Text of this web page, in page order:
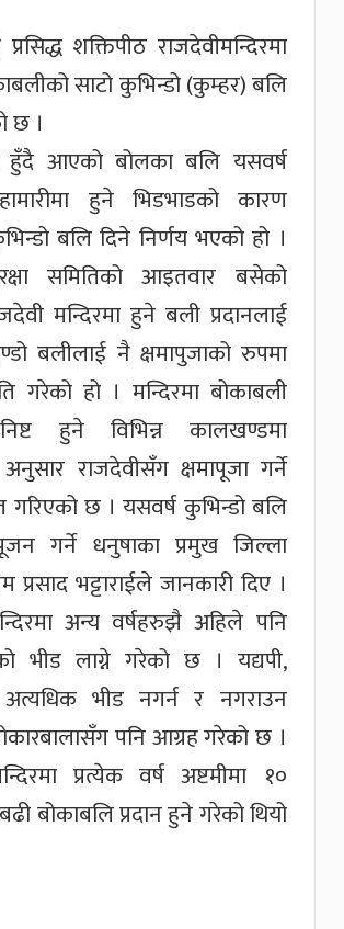
शक्तिपीठ राजदेवीमन्दिरमा
साटो कुभिन्डो (कुम्हर) बलि
छ ।
हुँदै आएको बोलका बलि यसवर्ष
हुने भिडभाडको कारण
बलि दिने निर्णय भएको हो ।
समितिको आइतवार बसेको
मन्दिरमा हुने बली प्रदानलाई
बलीलाई नै क्षमापुजाको रुपमा
गरेको हो । मन्दिरमा बोकाबली
हुने विभिन्न कालखण्डमा
राजदेवीसँग क्षमापूजा गर्ने
गरिएको छ । यसवर्ष कुभिन्डो बलि
गर्ने धनुषाका प्रमुख जिल्ला
प्रसाद भट्टाराईले जानकारी दिए ।
अन्य वर्षहरुझै अहिले पनि
भीड लाग्ने गरेको छ । यद्यपी,
भीड नगर्न र नगराउन
पनि आग्रह गरेको छ ।
प्रत्येक वर्ष अष्टमीमा १०
बोकाबलि प्रदान हुने गरेको थियो